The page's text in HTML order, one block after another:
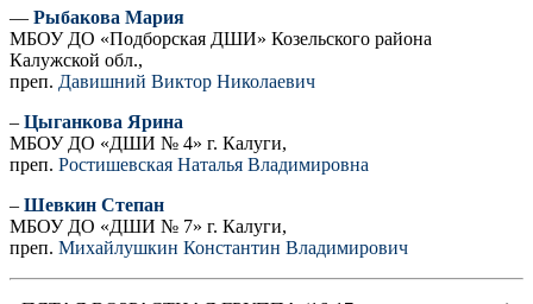
— Рыбакова Мария
МБОУ ДО «Подборская ДШИ» Козельского района
Калужской обл.,
преп. Давишний Виктор Николаевич
– Цыганкова Ярина
МБОУ ДО «ДШИ № 4» г. Калуги,
преп. Ростишевская Наталья Владимировна
– Шевкин Степан
МБОУ ДО «ДШИ № 7» г. Калуги,
преп. Михайлушкин Константин Владимирович